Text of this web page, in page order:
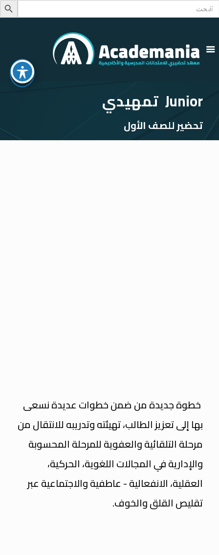
Search
for:
Search Button
Junior تمهيدي
تحضير للصف الأول
خطوة جديدة من ضمن خطوات عديدة نسعى
بها إلى تعزيز الطالب، تهيئته وتدريبه للانتقال من
مرحلة التلقائية والعفوية للمرحلة المحسوبة
والإدارية في المجالات اللغوية،الحركية،
العقلية، الانفعالية - عاطفية والاجتماعية عبر
تقليص القلق والخوف.